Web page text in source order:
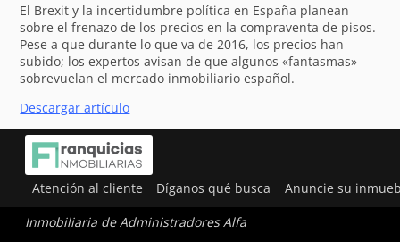
El Brexit y la incertidumbre política en España planean
sobre el frenazo de los precios en la compraventa de pisos.
Pese a que durante lo que va de 2016, los precios han
subido; los expertos avisan de que algunos «fantasmas»
sobrevuelan el mercado inmobiliario español.
Descargar artículo
Atención al cliente Díganos qué busca Anuncie su
Inmobiliaria de Administradores Alfa